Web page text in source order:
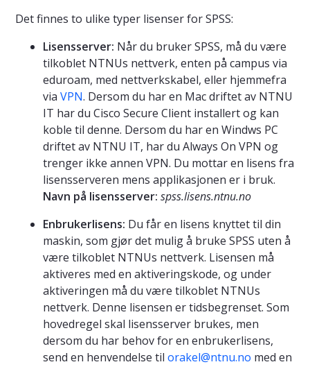
Det finnes to ulike typer lisenser for SPSS:
Lisensserver: Når du bruker SPSS, må du være
tilkoblet NTNUs nettverk, enten på campus via
eduroam, med nettverkskabel, eller hjemmefra
via VPN. Dersom du har en Mac driftet av NTNU
IT har du Cisco Secure Client installert og kan
koble til denne. Dersom du har en Windws PC
driftet av NTNU IT, har du Always On VPN og
trenger ikke annen VPN. Du mottar en lisens fra
lisensserveren mens applikasjonen er i bruk.
Navn på lisensserver: spss.lisens.ntnu.no
Enbrukerlisens: Du får en lisens knyttet til din
maskin, som gjør det mulig å bruke SPSS uten å
være tilkoblet NTNUs nettverk. Lisensen må
aktiveres med en aktiveringskode, og under
aktiveringen må du være tilkoblet NTNUs
nettverk. Denne lisensen er tidsbegrenset. Som
hovedregel skal lisensserver brukes, men
dersom du har behov for en enbrukerlisens,
send en henvendelse til orakel@ntnu.no med en